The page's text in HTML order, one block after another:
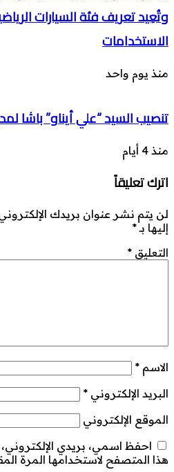
وتُعِيد تعريف فئة السيارات
الاستخدامات
منذ يوم واحد
تنصيب السيد “علي أيناو” باشا
منذ 4 أيام
اترك تعليقاً
لن يتم نشر عنوان بريدك
إليها بـ*
التعليق *
الاسم *
البريد الإلكتروني *
الموقع الإلكتروني
احفظ اسمي، بريدي
هذا المتصفح لاستخدامها المرة